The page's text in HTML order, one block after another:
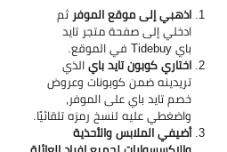
اذهبي إلى موقع الموفرثم
ادخلي إلى صفحة متجر تايد
باي Tidebuy في الموقع.
اختاري كوبون تايد بايالذي
تريدينه ضمن كوبونات وعروض
خصم تايد باي على الموفر،
واضغطي عليه لنسخ رمزه تلقائيًا.
أضيفي الملابس والأحذية